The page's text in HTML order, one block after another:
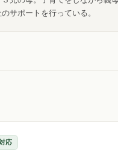
サポートを行っている。
応